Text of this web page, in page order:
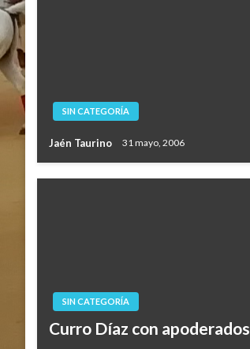
SIN CATEGORÍA
Jaén Taurino 31 mayo, 2006
SIN CATEGORÍA
Curro Díaz con apoderados